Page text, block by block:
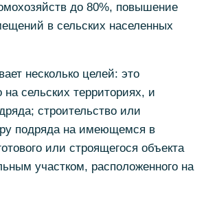
до 80%, повышение
в сельских населенных
несколько целей: это
на сельских территориях, и
строительство или
подряда на имеющемся в
или строящегося объекта
участком, расположенного на